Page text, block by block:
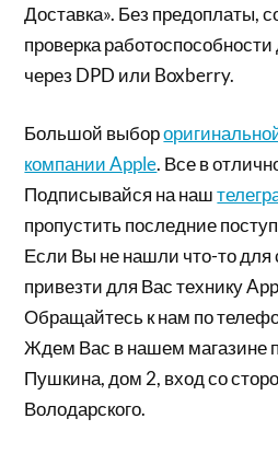
Доставка». Без предоплаты,
проверка
через DPD или Boxberry.
Большой выбор
компании Apple. Все в
Подписывайся на наш
пропустить последние
Если Вы не нашли что-то
привезти для Вас технику
Обращайтесь к нам по
Ждем Вас в нашем магазине
Пушкина, дом 2, вход со
Володарского.